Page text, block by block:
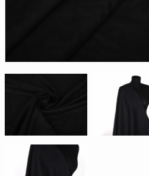
Вопросы и ответы
Новости | Статьи